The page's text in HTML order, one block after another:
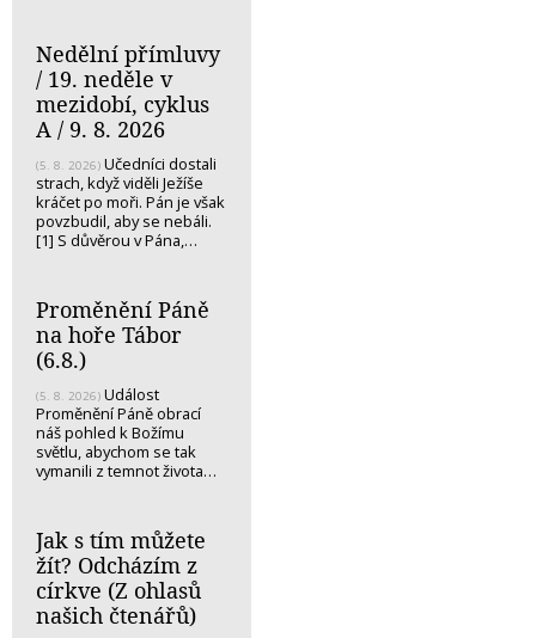
Nedělní přímluvy
/ 19. neděle v
mezidobí, cyklus
A / 9. 8. 2026
(5. 8. 2026) Učedníci dostali
strach, když viděli Ježíše
kráčet po moři. Pán je však
povzbudil, aby se nebáli.
[1] S důvěrou v Pána,…
Proměnění Páně
na hoře Tábor
(6.8.)
(5. 8. 2026) Událost
Proměnění Páně obrací
náš pohled k Božímu
světlu, abychom se tak
vymanili z temnot života…
Jak s tím můžete
žít? Odcházím z
církve (Z ohlasů
našich čtenářů)